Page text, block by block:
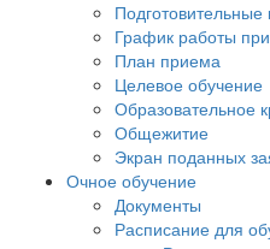
Подготовительные
График работы
План приема
Целевое обучение
Образовательное
Общежитие
Экран поданных
Очное обучение
Документы
Расписание для